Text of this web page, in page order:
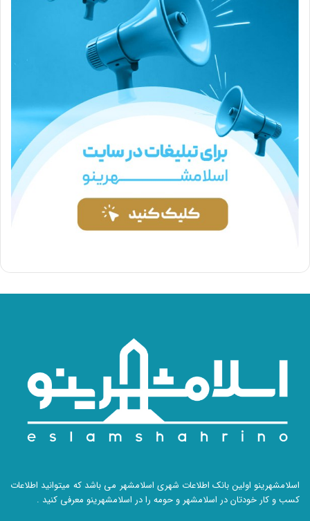
اسلامشهرینو اولین بانک اطلاعات شهری اسلامشهر می باشد که میتوانید اطلاعات
کسب و کار خودتان در اسلامشهر و حومه را در اسلامشهرینو معرفی کنید .